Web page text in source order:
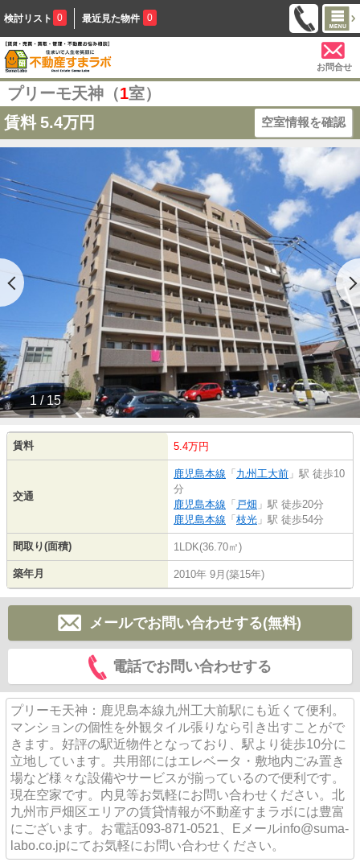
検討リスト 0 最近見た物件 0
お問合せ
プリーモ天神（1室）
賃料 5.4万円 空室情報を確認
1 / 15
賃料 5.4万円
交通
鹿児島本線 「 九州工大前 」駅 徒歩10
分
鹿児島本線 「 戸畑 」駅 徒歩20分
鹿児島本線 「 枝光 」駅 徒歩54分
間取り(面積) 1LDK(36.70㎡)
築年月 2010年 9月(築15年)
メールでお問い合わせする(無料)
電話でお問い合わせする
プリーモ天神：鹿児島本線九州工大前駅にも近くて便利。
マンションの個性を外観タイル張りなら引き出すことがで
きます。好評の駅近物件となっており、駅より徒歩10分に
立地しています。共用部にはエレベータ・敷地内ごみ置き
場など様々な設備やサービスが揃っているので便利です。
現在空家です。内見等お気軽にお問い合わせください。北
九州市戸畑区エリアの賃貸情報が不動産すまラボには豊富
にございます。お電話093-871-0521、Eメールinfo@suma-
labo.co.jpにてお気軽にお問い合わせください。